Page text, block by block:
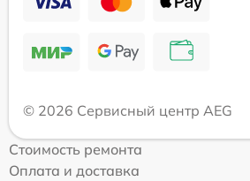
© 2026 Сервисный центр AEG
Стоимость ремонта
Оплата и доставка